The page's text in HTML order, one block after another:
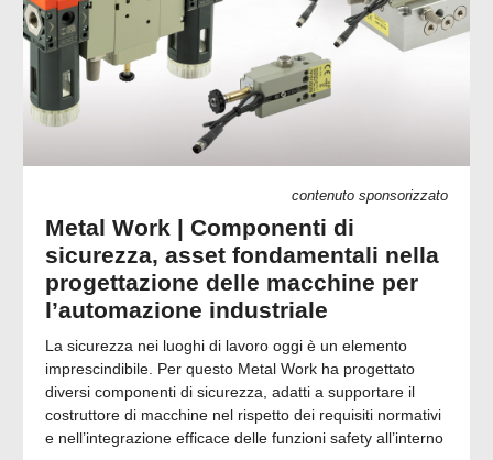
contenuto sponsorizzato
Metal Work | Componenti di
sicurezza, asset fondamentali nella
progettazione delle macchine per
l’automazione industriale
La sicurezza nei luoghi di lavoro oggi è un elemento
imprescindibile. Per questo Metal Work ha progettato
diversi componenti di sicurezza, adatti a supportare il
costruttore di macchine nel rispetto dei requisiti normativi
e nell’integrazione efficace delle funzioni safety all’interno